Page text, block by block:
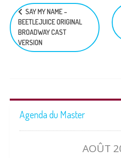
Navigation
de
l’article
SAY MY NAME –
BEETLEJUICE ORIGINAL
BROADWAY CAST
VERSION
Agenda du Master
AOÛT